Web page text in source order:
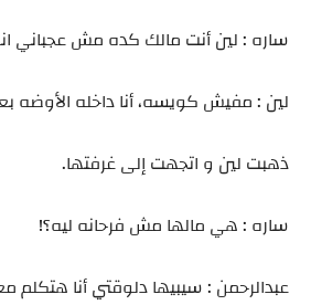
ساره : لين أنت مالك كده مش عجباني
لين : مفيش كويسه، أنا داخله الأوضه
ذهبت لين و اتجهت إلى غرفتها.
ساره : هي مالها مش فرحانه ليه؟!
عبدالرحمن : سيبيها دلوقتي أنا هتكلم